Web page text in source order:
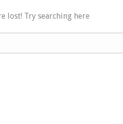
lost! Try searching here